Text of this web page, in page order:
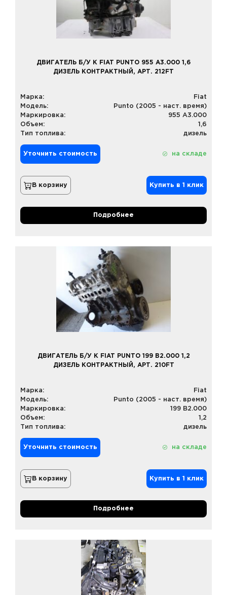
ДВИГАТЕЛЬ Б/У К FIAT PUNTO 955 A3.000 1,6
ДИЗЕЛЬ КОНТРАКТНЫЙ, АРТ. 212FT
Марка:
Fiat
Модель:
Punto (2005 - наст. время)
Маркировка:
955 A3.000
Объем:
1,6
Тип топлива:
дизель
Уточнить стоимость на складе
В корзину Купить в 1 клик
Подробнее
ДВИГАТЕЛЬ Б/У К FIAT PUNTO 199 B2.000 1,2
ДИЗЕЛЬ КОНТРАКТНЫЙ, АРТ. 210FT
Марка:
Fiat
Модель:
Punto (2005 - наст. время)
Маркировка:
199 B2.000
Объем:
1,2
Тип топлива:
дизель
Уточнить стоимость на складе
В корзину Купить в 1 клик
Подробнее